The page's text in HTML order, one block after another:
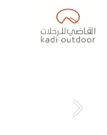
Previous